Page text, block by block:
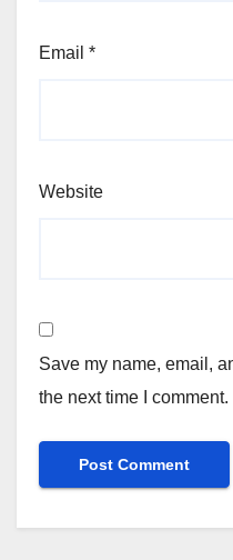
Email *
Website
Save my name, email,
the next time I comment.